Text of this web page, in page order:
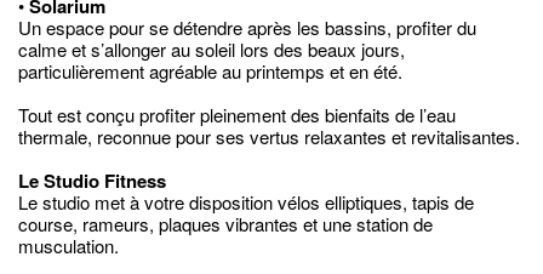
Solarium
Un espace pour se détendre après les bassins, profiter du
calme et s’allonger au soleil lors des beaux jours,
particulièrement agréable au printemps et en été.
Tout est conçu profiter pleinement des bienfaits de l’eau
thermale, reconnue pour ses vertus relaxantes et revitalisantes.
Le Studio Fitness
Le studio met à votre disposition vélos elliptiques, tapis de
course, rameurs, plaques vibrantes et une station de
musculation.